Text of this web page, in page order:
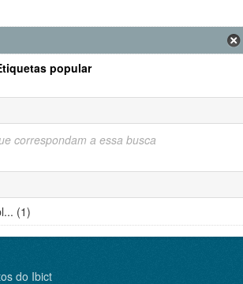
popular
correspondam a essa busca
(1)
do Ibict